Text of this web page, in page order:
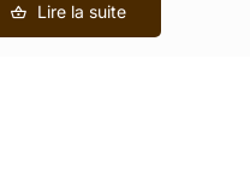
Lire la suite